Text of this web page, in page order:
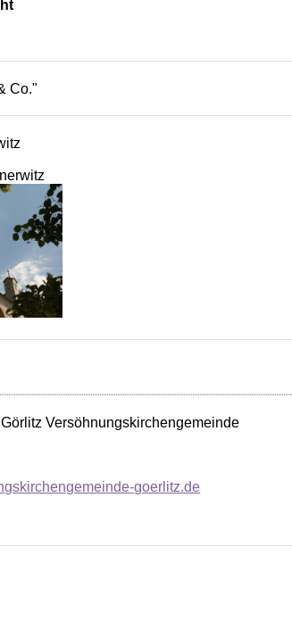
Co."
Versöhnungskirchengemeinde
goerlitz.de